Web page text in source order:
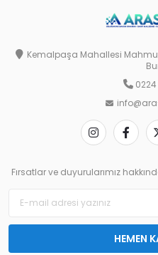
Kemalpaşa Mahallesi
0224
Fırsatlar ve duyurularımız
HEMEN